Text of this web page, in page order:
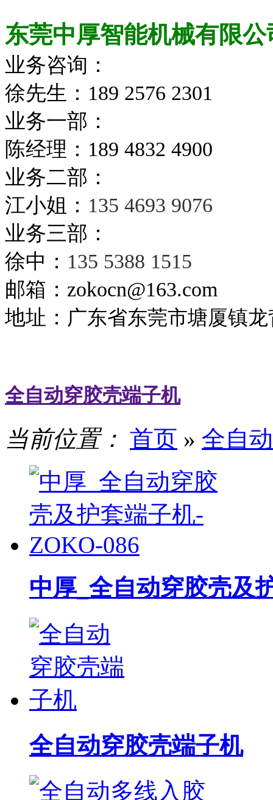
东莞中厚智能机械有限公
业务咨询：
徐先生： 189 2576 2301
业务一部：
陈经理 ：189 4832 4900
业务二部：
江小姐： 135 4693 9076
业务三部：
徐中： 135 5388 1515
邮箱：zokocn@163.com
地址： 广东省东莞市塘厦镇
全自动穿胶壳端子机
当前位置： 首页 » 全自
中厚_全自动穿胶壳及
全自动穿胶壳端子机